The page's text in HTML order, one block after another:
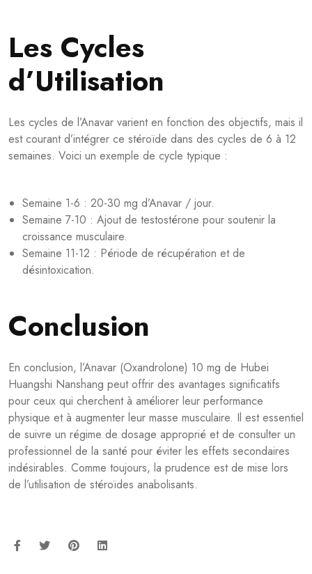
Les Cycles
d’Utilisation
Les cycles de l’Anavar varient en fonction des objectifs, mais il
est courant d’intégrer ce stéroïde dans des cycles de 6 à 12
semaines. Voici un exemple de cycle typique :
Semaine 1-6 : 20-30 mg d’Anavar / jour.
Semaine 7-10 : Ajout de testostérone pour soutenir la
croissance musculaire.
Semaine 11-12 : Période de récupération et de
désintoxication.
Conclusion
En conclusion, l’Anavar (Oxandrolone) 10 mg de Hubei
Huangshi Nanshang peut offrir des avantages significatifs
pour ceux qui cherchent à améliorer leur performance
physique et à augmenter leur masse musculaire. Il est essentiel
de suivre un régime de dosage approprié et de consulter un
professionnel de la santé pour éviter les effets secondaires
indésirables. Comme toujours, la prudence est de mise lors
de l’utilisation de stéroïdes anabolisants.